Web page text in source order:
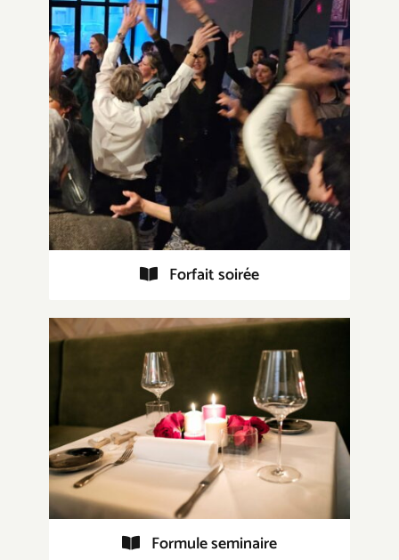
Forfait soirée
Formule seminaire